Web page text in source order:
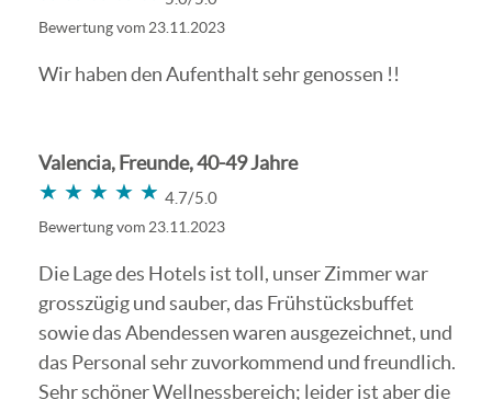
Bewertung vom 23.11.2023
Wir haben den Aufenthalt sehr genossen !!
Valencia, Freunde, 40-49 Jahre
★★★★★
★★★★★ 4.7/5.0
Bewertung vom 23.11.2023
Die Lage des Hotels ist toll, unser Zimmer war
grosszügig und sauber, das Frühstücksbuffet
sowie das Abendessen waren ausgezeichnet, und
das Personal sehr zuvorkommend und freundlich.
Sehr schöner Wellnessbereich; leider ist aber die